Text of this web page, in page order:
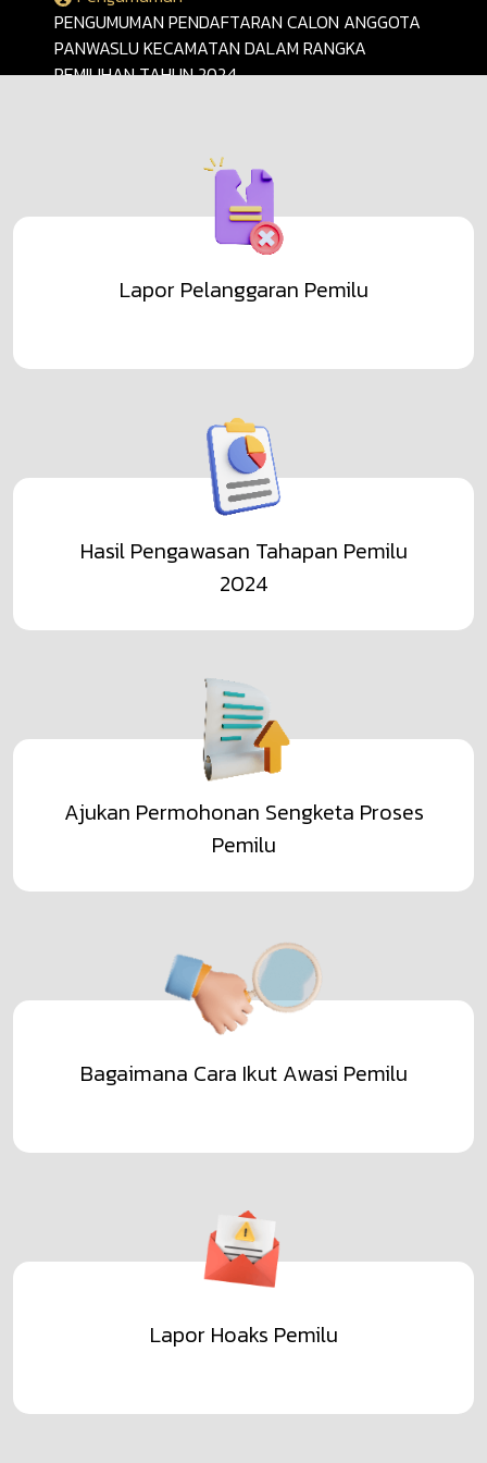
PENGUMUMAN PENDAFTARAN CALON ANGGOTA
PANWASLU KECAMATAN DALAM RANGKA
PEMILIHAN TAHUN 2024
Lapor Pelanggaran Pemilu
Hasil Pengawasan Tahapan Pemilu
2024
Ajukan Permohonan Sengketa Proses
Pemilu
Bagaimana Cara Ikut Awasi Pemilu
Lapor Hoaks Pemilu